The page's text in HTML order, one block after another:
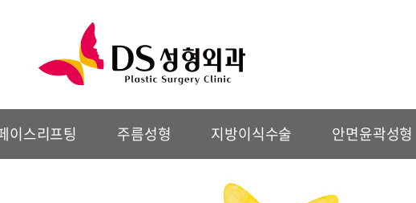
이스리프팅 주름성형 지방이식수술 안면윤곽성형